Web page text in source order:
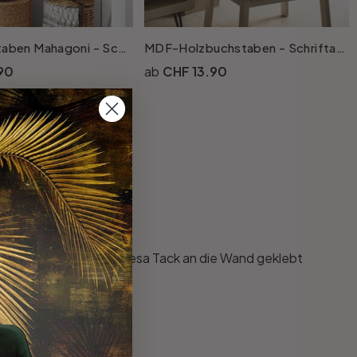
Holzbuchstaben Mahagoni - Schriftart Courier MDF-Holzbuchstaben - Schriftart Bodoni
CHF 13.90
handelsüblichem Tesa Tack an die Wand geklebt
erhältlich.
sind.